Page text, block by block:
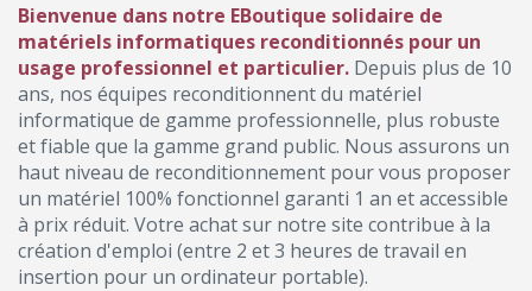
Bienvenue dans notre EBoutique solidaire de
matériels informatiques reconditionnés pour un
usage professionnel et particulier. Depuis plus de 10
ans, nos équipes reconditionnent du matériel
informatique de gamme professionnelle, plus robuste
et fiable que la gamme grand public. Nous assurons un
haut niveau de reconditionnement pour vous proposer
un matériel 100% fonctionnel garanti 1 an et accessible
à prix réduit. Votre achat sur notre site contribue à la
création d'emploi (entre 2 et 3 heures de travail en
insertion pour un ordinateur portable).